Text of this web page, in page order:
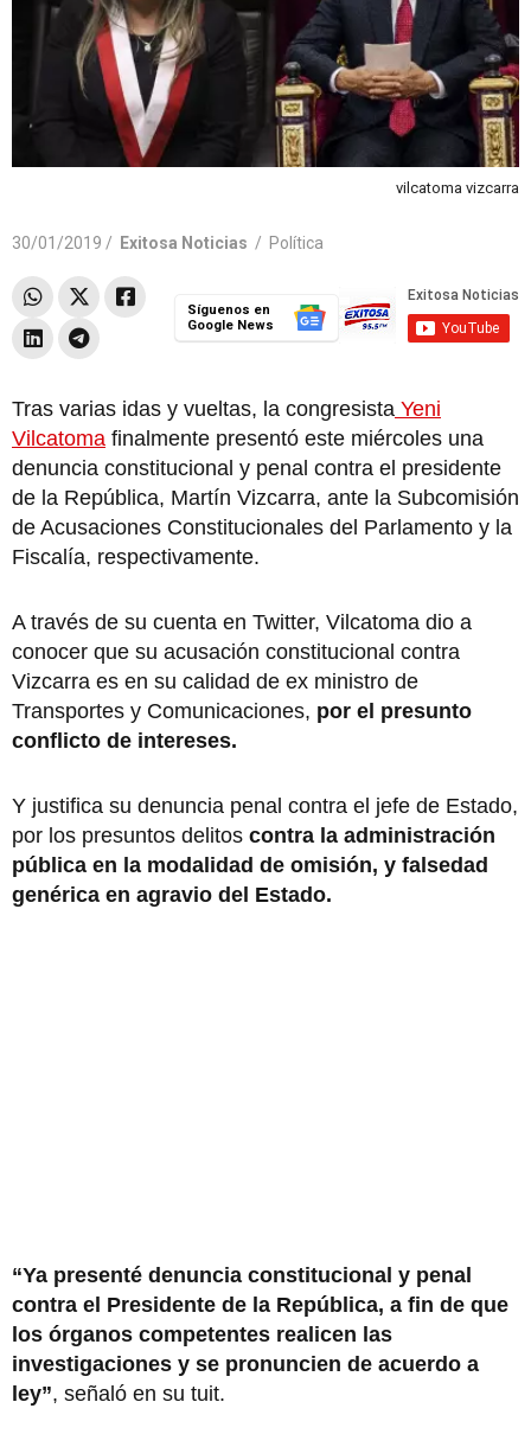
vilcatoma vizcarra
30/01/2019 / Exitosa Noticias / Política
Síguenos en
Google News
Tras varias idas y vueltas, la congresista Yeni
Vilcatoma finalmente presentó este miércoles una
denuncia constitucional y penal contra el presidente
de la República, Martín Vizcarra, ante la Subcomisión
de Acusaciones Constitucionales del Parlamento y la
Fiscalía, respectivamente.
A través de su cuenta en Twitter, Vilcatoma dio a
conocer que su acusación constitucional contra
Vizcarra es en su calidad de ex ministro de
Transportes y Comunicaciones, por el presunto
conflicto de intereses.
Y justifica su denuncia penal contra el jefe de Estado,
por los presuntos delitos contra la administración
pública en la modalidad de omisión, y falsedad
genérica en agravio del Estado.
“Ya presenté denuncia constitucional y penal
contra el Presidente de la República, a fin de que
los órganos competentes realicen las
investigaciones y se pronuncien de acuerdo a
ley”, señaló en su tuit.